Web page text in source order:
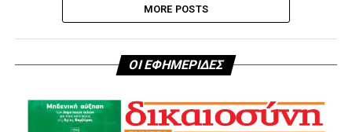
MORE POSTS
ΟΙ ΕΦΗΜΕΡΙΔΕΣ